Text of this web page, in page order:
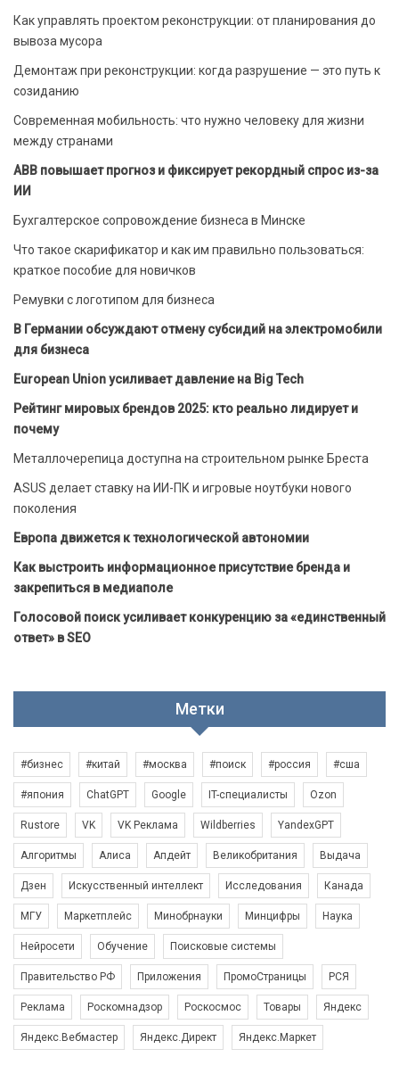
Как управлять проектом реконструкции: от планирования до
вывоза мусора
Демонтаж при реконструкции: когда разрушение — это путь к
созиданию
Современная мобильность: что нужно человеку для жизни
между странами
ABB повышает прогноз и фиксирует рекордный спрос из-за
ИИ
Бухгалтерское сопровождение бизнеса в Минске
Что такое скарификатор и как им правильно пользоваться:
краткое пособие для новичков
Ремувки с логотипом для бизнеса
В Германии обсуждают отмену субсидий на электромобили
для бизнеса
European Union усиливает давление на Big Tech
Рейтинг мировых брендов 2025: кто реально лидирует и
почему
Металлочерепица доступна на строительном рынке Бреста
ASUS делает ставку на ИИ-ПК и игровые ноутбуки нового
поколения
Европа движется к технологической автономии
Как выстроить информационное присутствие бренда и
закрепиться в медиаполе
Голосовой поиск усиливает конкуренцию за «единственный
ответ» в SEO
Метки
#бизнес #китай #москва #поиск #россия #сша
#япония ChatGPT Google IT-специалисты Ozon
Rustore VK VK Реклама Wildberries YandexGPT
Алгоритмы Алиса Апдейт Великобритания Выдача
Дзен Искусственный интеллект Исследования Канада
МГУ Маркетплейс Минобрнауки Минцифры Наука
Нейросети Обучение Поисковые системы
Правительство РФ Приложения ПромоСтраницы РСЯ
Реклама Роскомнадзор Роскосмос Товары Яндекс
Яндекс.Вебмастер Яндекс.Директ Яндекс.Маркет